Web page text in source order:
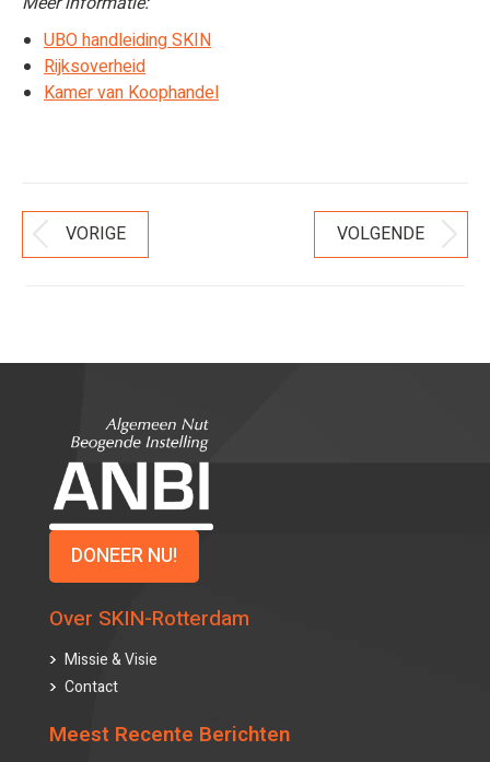
UBO handleiding SKIN
Rijksoverheid
Kamer van Koophandel
Bericht
Navigatie
VORIGE
bericht
VOLGENDE Volgend
bericht
DONEER NU!
Over SKIN-Rotterdam
Missie & Visie
Contact
Meest Recente Berichten